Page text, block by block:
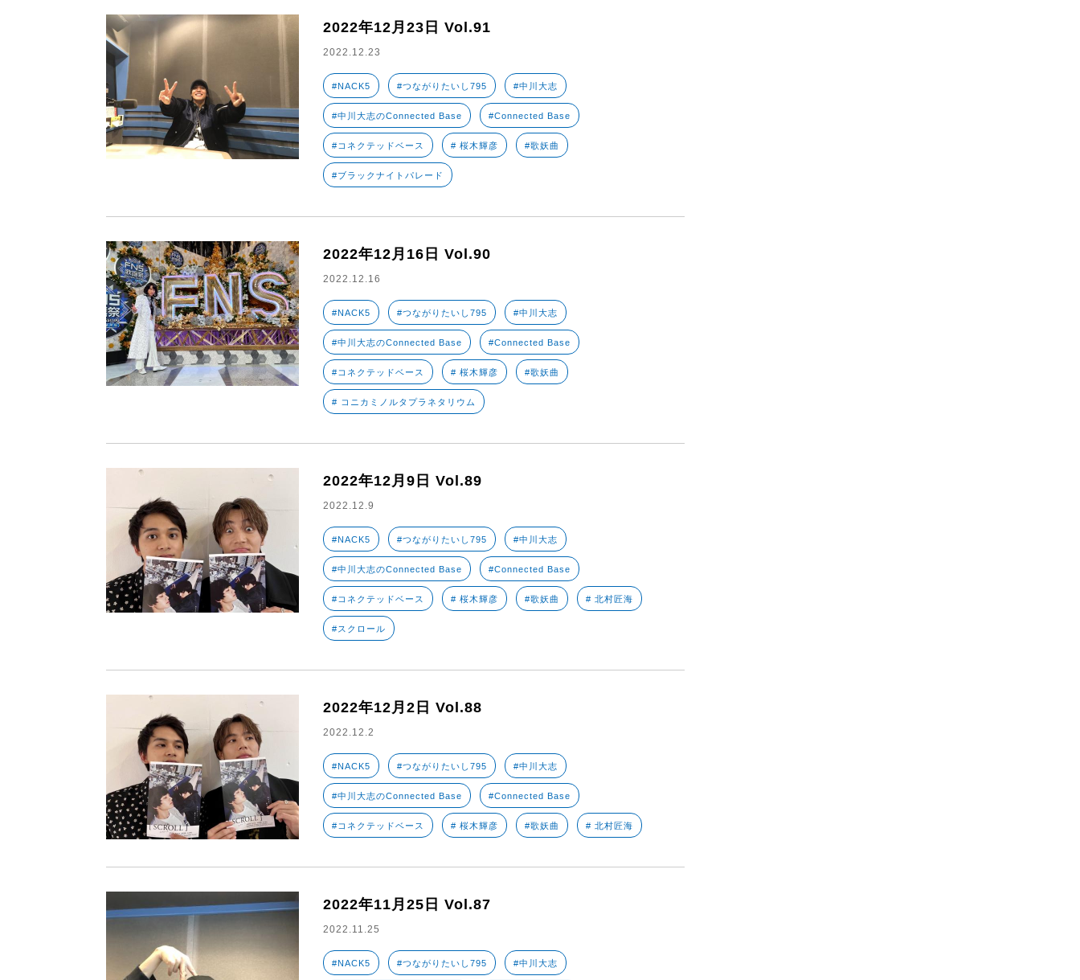
2022年12月23日 Vol.91
2022.12.23
#NACK5 #つながりたいし795 #中川大志
#中川大志のConnected Base #Connected Base
#コネクテッドベース # 桜木輝彦 #歌妖曲
#ブラックナイトパレード
2022年12月16日 Vol.90
2022.12.16
#NACK5 #つながりたいし795 #中川大志
#中川大志のConnected Base #Connected Base
#コネクテッドベース # 桜木輝彦 #歌妖曲
# コニカミノルタプラネタリウム
2022年12月9日 Vol.89
2022.12.9
#NACK5 #つながりたいし795 #中川大志
#中川大志のConnected Base #Connected Base
#コネクテッドベース # 桜木輝彦 #歌妖曲 # 北村匠海
#スクロール
2022年12月2日 Vol.88
2022.12.2
#NACK5 #つながりたいし795 #中川大志
#中川大志のConnected Base #Connected Base
#コネクテッドベース # 桜木輝彦 #歌妖曲 # 北村匠海
2022年11月25日 Vol.87
2022.11.25
#NACK5 #つながりたいし795 #中川大志